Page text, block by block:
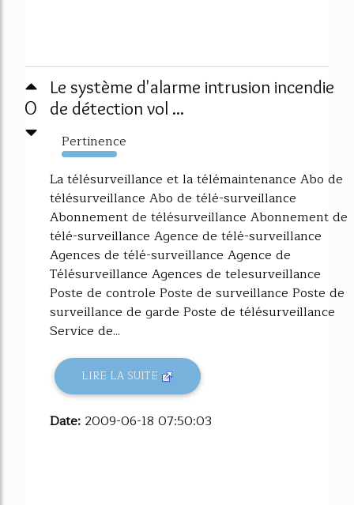
0
Le système d'alarme intrusion incendie
de détection vol ...
Pertinence
11462%
La télésurveillance et la télémaintenance Abo de
télésurveillance Abo de télé-surveillance
Abonnement de télésurveillance Abonnement de
télé-surveillance Agence de télé-surveillance
Agences de télé-surveillance Agence de
Télésurveillance Agences de telesurveillance
Poste de controle Poste de surveillance Poste de
surveillance de garde Poste de télésurveillance
Service de...
LIRE LA SUITE
Date: 2009-06-18 07:50:03